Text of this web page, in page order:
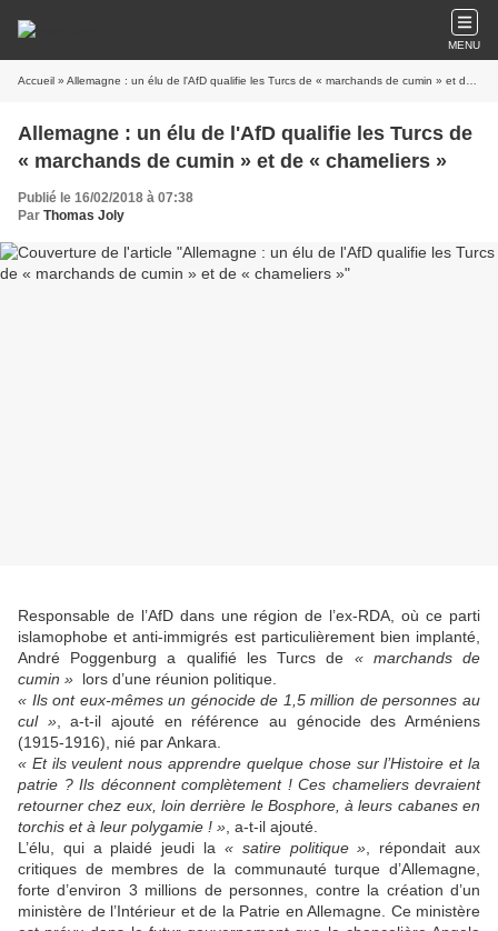
MENU
Accueil » Allemagne : un élu de l'AfD qualifie les Turcs de « marchands de cumin » et de « chameliers »
Allemagne : un élu de l'AfD qualifie les Turcs de
« marchands de cumin » et de « chameliers »
Publié le 16/02/2018 à 07:38
Par Thomas Joly
Responsable de l’AfD dans une région de l’ex-RDA, où ce parti
islamophobe et anti-immigrés est particulièrement bien implanté,
André Poggenburg a qualifié les Turcs de « marchands de
cumin » lors d’une réunion politique.
« Ils ont eux-mêmes un génocide de 1,5 million de personnes au
cul », a-t-il ajouté en référence au génocide des Arméniens
(1915-1916), nié par Ankara.
« Et ils veulent nous apprendre quelque chose sur l’Histoire et la
patrie ? Ils déconnent complètement ! Ces chameliers devraient
retourner chez eux, loin derrière le Bosphore, à leurs cabanes en
torchis et à leur polygamie ! » , a-t-il ajouté.
L’élu, qui a plaidé jeudi la « satire politique » , répondait aux
critiques de membres de la communauté turque d’Allemagne,
forte d’environ 3 millions de personnes, contre la création d’un
ministère de l’Intérieur et de la Patrie en Allemagne. Ce ministère